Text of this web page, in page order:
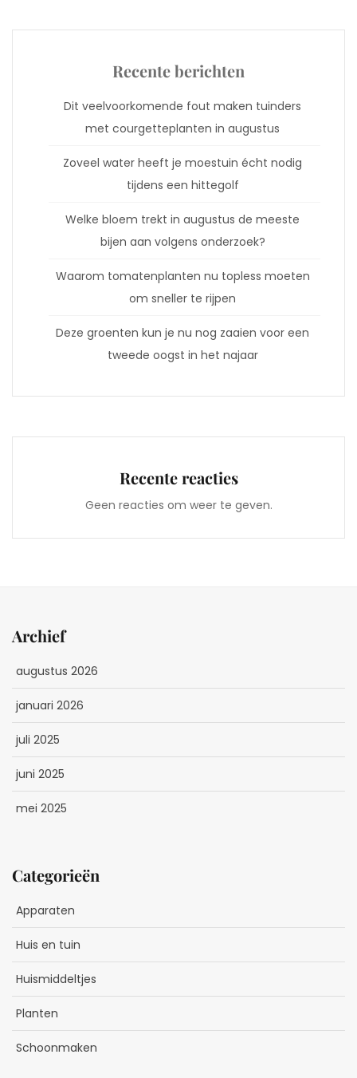
Recente berichten
Dit veelvoorkomende fout maken tuinders
met courgetteplanten in augustus
Zoveel water heeft je moestuin écht nodig
tijdens een hittegolf
Welke bloem trekt in augustus de meeste
bijen aan volgens onderzoek?
Waarom tomatenplanten nu topless moeten
om sneller te rijpen
Deze groenten kun je nu nog zaaien voor een
tweede oogst in het najaar
Recente reacties
Geen reacties om weer te geven.
Archief
augustus 2026
januari 2026
juli 2025
juni 2025
mei 2025
Categorieën
Apparaten
Huis en tuin
Huismiddeltjes
Planten
Schoonmaken